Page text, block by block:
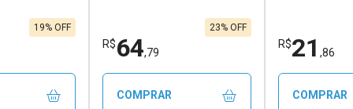
cada
Por R$ 42,56/cada
Por R$
19% OFF
R$64,79
23% OFF
COMPRAR
R$21 ,86
COMPRAR